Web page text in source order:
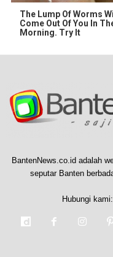
The Lump Of Worms
Come Out Of You In
Morning. Try It
BantenNews.co.id adalah
seputar Banten
Hubungi kami: